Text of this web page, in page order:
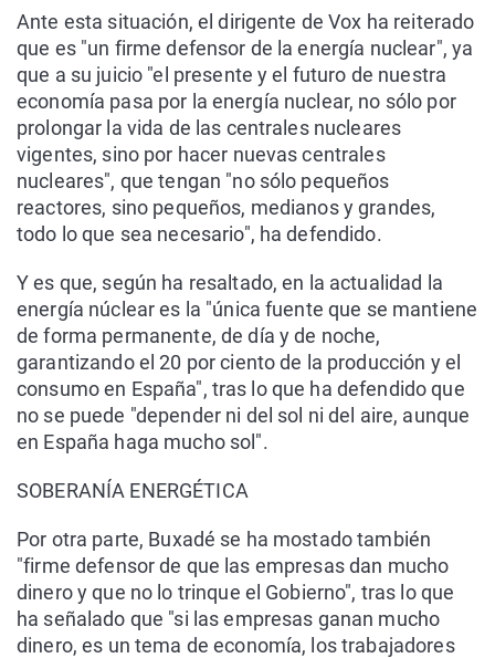
Ante esta situación, el dirigente de Vox ha reiterado
que es "un firme defensor de la energía nuclear", ya
que a su juicio "el presente y el futuro de nuestra
economía pasa por la energía nuclear, no sólo por
prolongar la vida de las centrales nucleares
vigentes, sino por hacer nuevas centrales
nucleares", que tengan "no sólo pequeños
reactores, sino pequeños, medianos y grandes,
todo lo que sea necesario", ha defendido.
Y es que, según ha resaltado, en la actualidad la
energía núclear es la "única fuente que se mantiene
de forma permanente, de día y de noche,
garantizando el 20 por ciento de la producción y el
consumo en España", tras lo que ha defendido que
no se puede "depender ni del sol ni del aire, aunque
en España haga mucho sol".
SOBERANÍA ENERGÉTICA
Por otra parte, Buxadé se ha mostado también
"firme defensor de que las empresas dan mucho
dinero y que no lo trinque el Gobierno", tras lo que
ha señalado que "si las empresas ganan mucho
dinero, es un tema de economía, los trabajadores